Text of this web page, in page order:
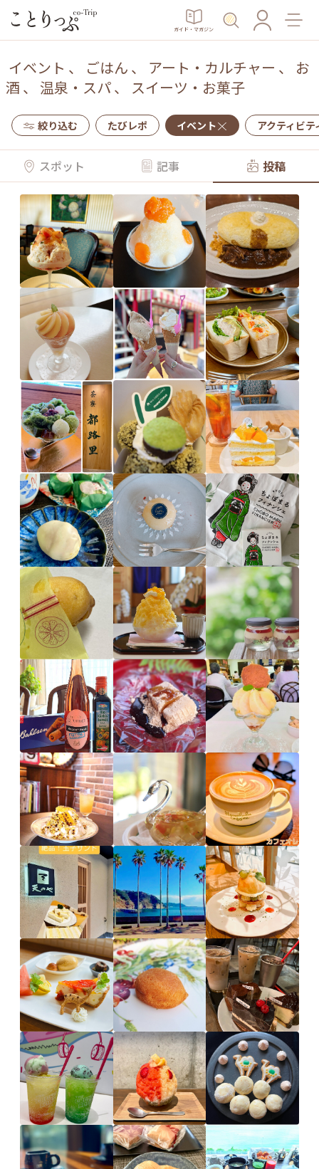
ガイド・マガジン
イベント 、 ごはん 、 アート・カルチャー 、 お
酒 、 温泉・スパ、 スイーツ・お菓子
絞り込む たびレポ イベント アクティビテ
スポット 記事 投稿